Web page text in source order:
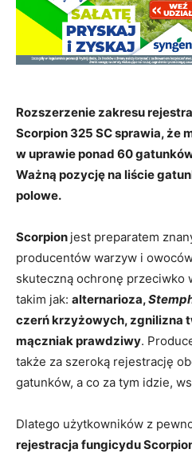
Rozszerzenie zakresu
Scorpion 325 SC sprawia, że
w uprawie ponad 60
Ważną pozycję na liście
polowe.
Scorpion jest preparatem
producentów warzyw i
skuteczną ochronę przeciwko
takim jak: alternarioza,
czerń krzyżowych, zgnilizna
mączniak prawdziwy.
także za szeroką rejestrację
gatunków, a co za tym idzie,
Dlatego użytkowników z
rejestracja fungicydu